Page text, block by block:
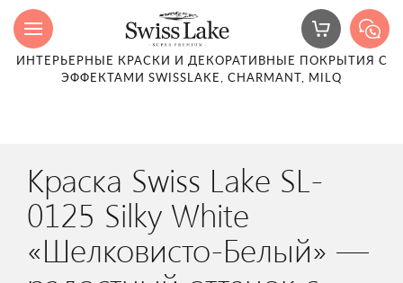
ИНТЕРЬЕРНЫЕ КРАСКИ И ДЕКОРАТИВНЫЕ ПОКРЫТИЯ С
ЭФФЕКТАМИ SWISSLAKE, CHARMANT, MILQ
Краска Swiss Lake SL-
0125 Silky White
«Шелковисто-Белый» —